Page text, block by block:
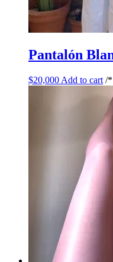
Pantalón
$20,000 Add to cart /